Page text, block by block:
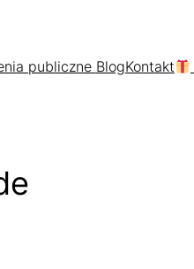
publiczne BlogKontakt